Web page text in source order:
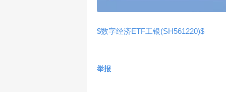
$数字经济ETF工银(SH561220)$
举报